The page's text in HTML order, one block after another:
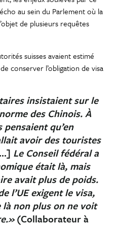
au sein du Parlement où la
de plusieurs requêtes
suisses avaient estimé
conserver l’obligation de visa
insistaient sur le
des Chinois. À
pensaient qu’en
avoir des touristes
Le Conseil fédéral a
était là, mais
avait plus de poids.
l’UE exigent le visa,
non plus on ne voit
(Collaborateur à